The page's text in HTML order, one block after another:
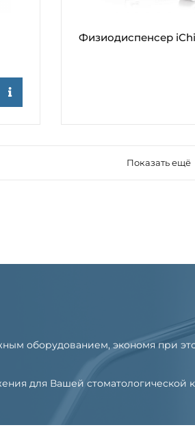
Физиодиспенсер
Показать ещё
оборудованием, экономя при
для Вашей стоматологической